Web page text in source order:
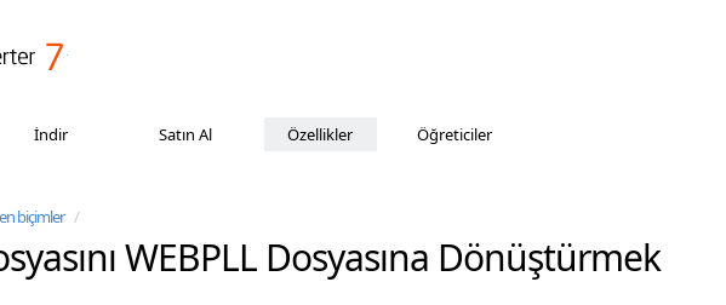
İndir Satın Al Özellikler Öğreticiler
biçimler /
WEBPLL Dosyasına Dönüştürmek